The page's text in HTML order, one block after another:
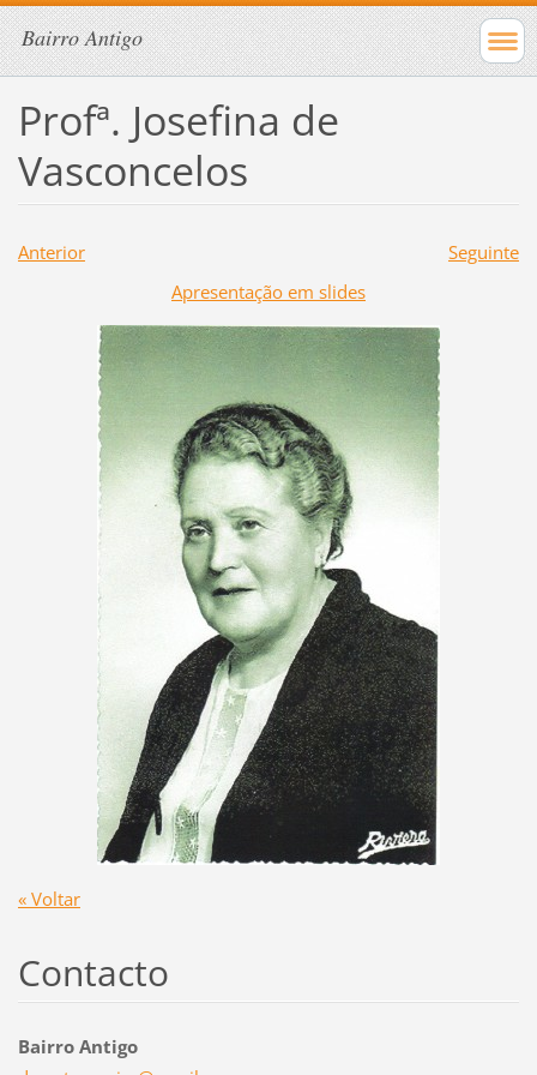
Bairro Antigo
Profª. Josefina de
Vasconcelos
Anterior
Seguinte
Apresentação em slides
« Voltar
Contacto
Bairro Antigo